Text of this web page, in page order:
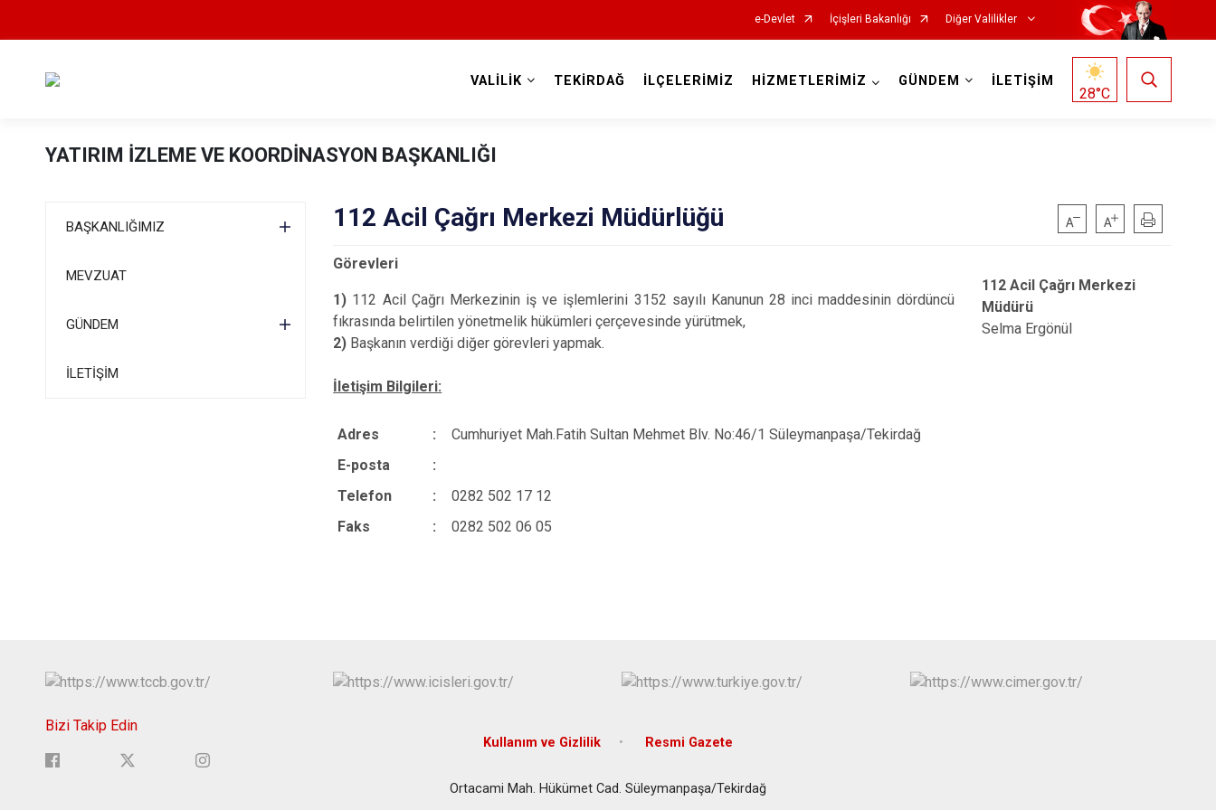
e-Devlet İçişleri Bakanlığı Diğer Valilikler
VALİLİK TEKİRDAĞ İLÇELERİMİZ HİZMETLERİMİZ GÜNDEM İLETİŞİM
28°C
YATIRIM İZLEME VE KOORDİNASYON BAŞKANLIĞI
BAŞKANLIĞIMIZ
MEVZUAT
GÜNDEM
İLETİŞİM
112 Acil Çağrı Merkezi Müdürlüğü
Görevleri
1) 112 Acil Çağrı Merkezinin iş ve işlemlerini 3152 sayılı Kanunun 28 inci maddesinin dördüncü
fıkrasında belirtilen yönetmelik hükümleri çerçevesinde yürütmek,
2) Başkanın verdiği diğer görevleri yapmak.
112 Acil Çağrı Merkezi
Müdürü
Selma Ergönül
İletişim Bilgileri:
Adres :
Cumhuriyet Mah.Fatih Sultan Mehmet Blv. No:46/1 Süleymanpaşa/Tekirdağ
E-posta
:
Telefon
:
0282 502 17 12
Faks
: 0282 502 06 05
Bizi Takip Edin
Kullanım ve Gizlilik Resmi Gazete
Ortacami Mah. Hükümet Cad. Süleymanpaşa/Tekirdağ